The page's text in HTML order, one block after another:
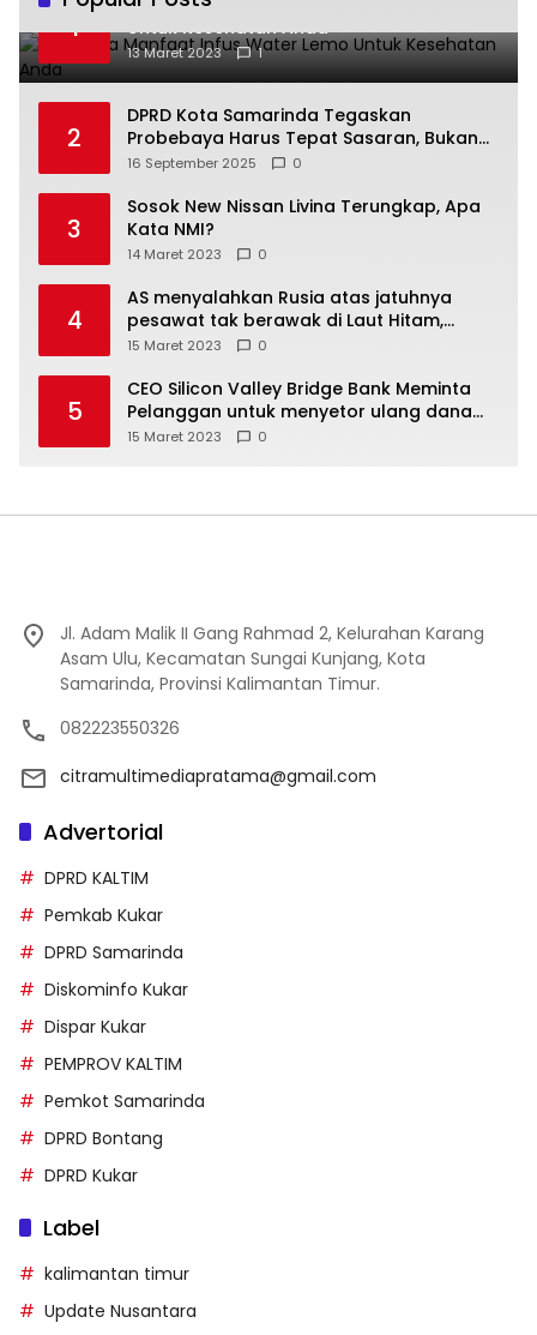
1
Beberapa Manfaat Infus Water Lemo
Untuk Kesehatan Anda
13 Maret 2023 1
2
DPRD Kota Samarinda Tegaskan
Probebaya Harus Tepat Sasaran, Bukan
Hanya Infrastruktur Semata
16 September 2025 0
3
Sosok New Nissan Livina Terungkap, Apa
Kata NMI?
14 Maret 2023 0
4
AS menyalahkan Rusia atas jatuhnya
pesawat tak berawak di Laut Hitam,
Moskow menyangkal
15 Maret 2023 0
5
CEO Silicon Valley Bridge Bank Meminta
Pelanggan untuk menyetor ulang dana
Mereka
15 Maret 2023 0
Jl. Adam Malik II Gang Rahmad 2, Kelurahan Karang
Asam Ulu, Kecamatan Sungai Kunjang, Kota
Samarinda, Provinsi Kalimantan Timur.
082223550326
citramultimediapratama@gmail.com
Advertorial
DPRD KALTIM
Pemkab Kukar
DPRD Samarinda
Diskominfo Kukar
Dispar Kukar
PEMPROV KALTIM
Pemkot Samarinda
DPRD Bontang
DPRD Kukar
Label
kalimantan timur
Update Nusantara